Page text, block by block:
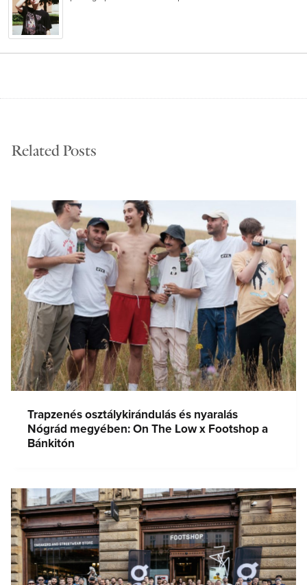
Related Posts
Trapzenés osztálykirándulás és nyaralás
Nógrád megyében: On The Low x Footshop a
Bánkitón